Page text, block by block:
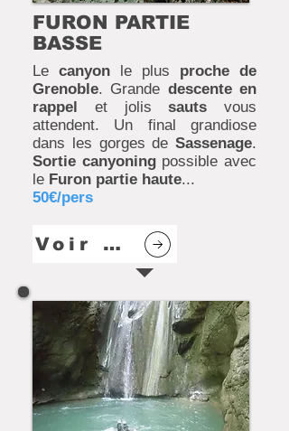
FURON PARTIE
BASSE
Le canyon le plus proche de
Grenoble. Grande descente en
rappel et jolissauts vous
attendent. Un final grandiose
dans les gorges de Sassenage.
Sortie canyoningpossible avec
le Furon partie haute...
50€/pers
Voir plus